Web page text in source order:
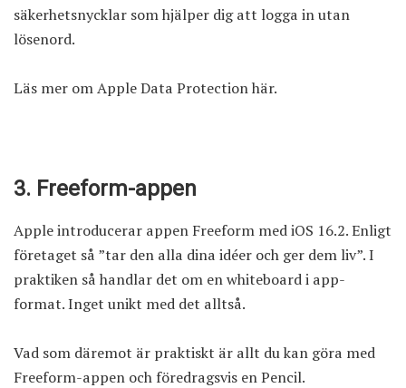
säkerhetsnycklar som hjälper dig att logga in utan
lösenord.
Läs mer om Apple Data Protection här.
3. Freeform-appen
Apple introducerar appen Freeform med iOS 16.2. Enligt
företaget så ”tar den alla dina idéer och ger dem liv”. I
praktiken så handlar det om en whiteboard i app-
format. Inget unikt med det alltså.
Vad som däremot är praktiskt är allt du kan göra med
Freeform-appen och föredragsvis en Pencil.